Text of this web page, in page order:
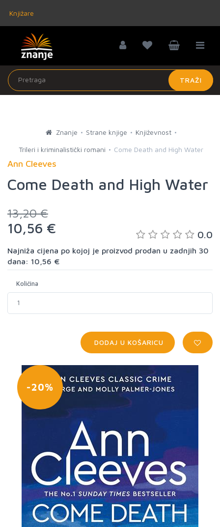
Knjižare
TRAŽI
Znanje Strane knjige Književnost
Trileri i kriminalistički romani Come Death and High Water
Ann Cleeves
Come Death and High Water
13,20 €
10,56 € 0.0
Najniža cijena po kojoj je proizvod prodan u zadnjih 30
dana: 10,56 €
Količina
DODAJ U KOŠARICU
-20%